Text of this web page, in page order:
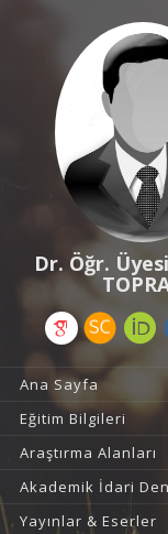
Dr. Öğr.
Ana Sayfa
Eğitim Bilgileri
Araştırma Alanları
Akademik İdari
Yayınlar & Eserler